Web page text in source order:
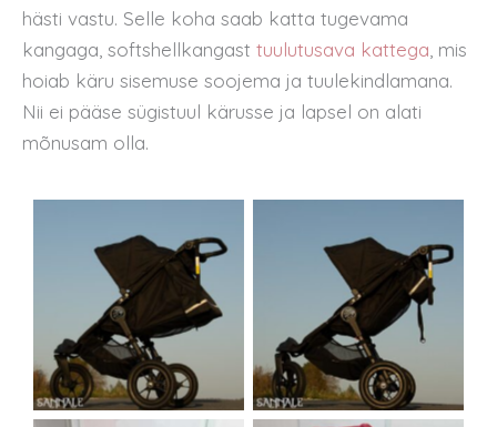
hästi vastu. Selle koha saab katta tugevama
kangaga, softshellkangast tuulutusava kattega , mis
hoiab käru sisemuse soojema ja tuulekindlamana.
Nii ei pääse sügistuul kärusse ja lapsel on alati
mõnusam olla.